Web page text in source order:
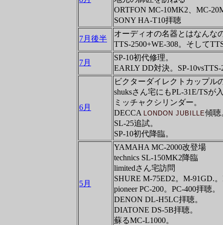
ORTFON MC-10MK2、MC-
SONY HA-T10拝聴
7月後半
オーディオの名器とはなんな
TTS-2500+WE-308。そして
7月
SP-10初代修理。
EARLY DD対決。SP-10vsTTS-
6月
ビクターダイレクトカップル
shuksさん宅にもPL-31E/TSが
ミッチャクシリンダー。
DECCA LONDON JUBILLE傾聴
SL-25追試。
SP-10初代降臨。
5月
YAMAHA MC-2000改登場
technics SL-150MK2降臨
limitedさん宅訪問
SHURE M-75ED2。M-91GD.
pioneer PC-200。PC-400拝聴。
DENON DL-H5LC拝聴。
DIATONE DS-5B拝聴。
蘇るMC-L1000。